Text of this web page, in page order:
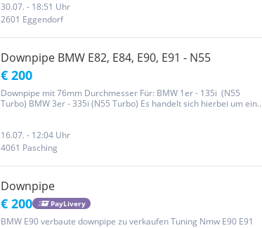
30.07. - 18:51 Uhr
2601 Eggendorf
Downpipe BMW E82, E84, E90, E91 - N55
€ 200
Downpipe mit 76mm Durchmesser Für: BMW 1er - 135i (N55
Turbo) BMW 3er - 335i (N55 Turbo) Es handelt sich hierbei um eine
16.07. - 12:04 Uhr
4061 Pasching
Downpipe
€ 200 PayLivery
BMW E90 verbaute downpipe zu verkaufen Tuning Nmw E90 E91